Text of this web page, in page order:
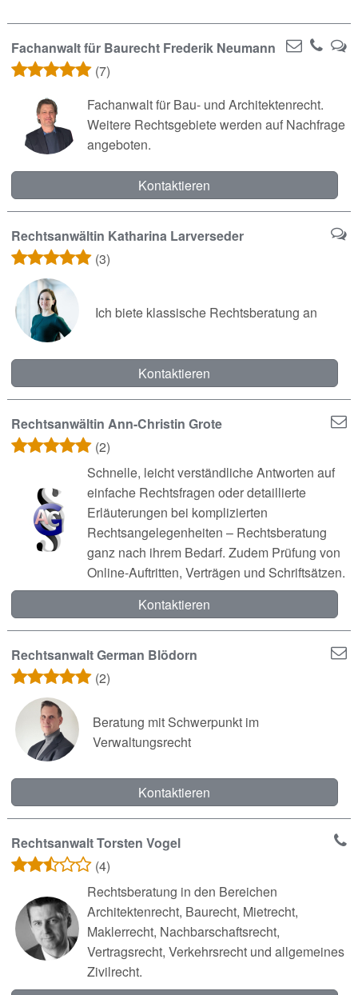
Fachanwalt für Baurecht Frederik Neumann
(7)
Fachanwalt für Bau- und Architektenrecht.
Weitere Rechtsgebiete werden auf Nachfrage
angeboten.
Kontaktieren
Rechtsanwältin Katharina Larverseder
(3)
Ich biete klassische Rechtsberatung an
Kontaktieren
Rechtsanwältin Ann-Christin Grote
(2)
Schnelle, leicht verständliche Antworten auf
einfache Rechtsfragen oder detaillierte
Erläuterungen bei komplizierten
Rechtsangelegenheiten – Rechtsberatung
ganz nach ihrem Bedarf. Zudem Prüfung von
Online-Auftritten, Verträgen und Schriftsätzen.
Kontaktieren
Rechtsanwalt German Blödorn
(2)
Beratung mit Schwerpunkt im
Verwaltungsrecht
Kontaktieren
Rechtsanwalt Torsten Vogel
(4)
Rechtsberatung in den Bereichen
Architektenrecht, Baurecht, Mietrecht,
Maklerrecht, Nachbarschaftsrecht,
Vertragsrecht, Verkehrsrecht und allgemeines
Zivilrecht.